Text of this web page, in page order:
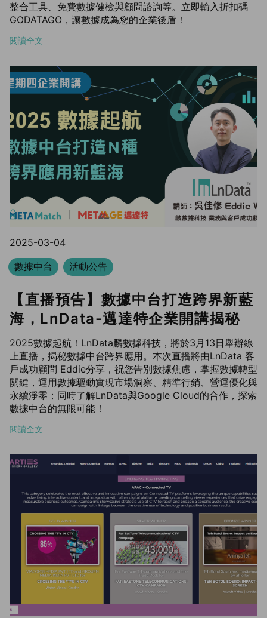
整合工具、免費數據健檢與顧問諮詢等。立即輸入折扣碼
GODATAGO，讓數據成為您的企業後盾！
閱讀全文
2025-03-04
數據中台
活動公告
【直播預告】數據中台打造跨界新藍
海，LnData-邁達特企業開講揭秘
2025數據起航！LnData麟數據科技，將於3月13日舉辦線
上直播，揭秘數據中台跨界應用。本次直播將由LnData 客
戶成功顧問 Eddie分享，祝您告別數據焦慮，掌握數據轉型
關鍵，運用數據驅動實現市場洞察、精準行銷、營運優化與
永續淨零；同時了解LnData與Google Cloud的合作，探索
數據中台的無限可能！
閱讀全文